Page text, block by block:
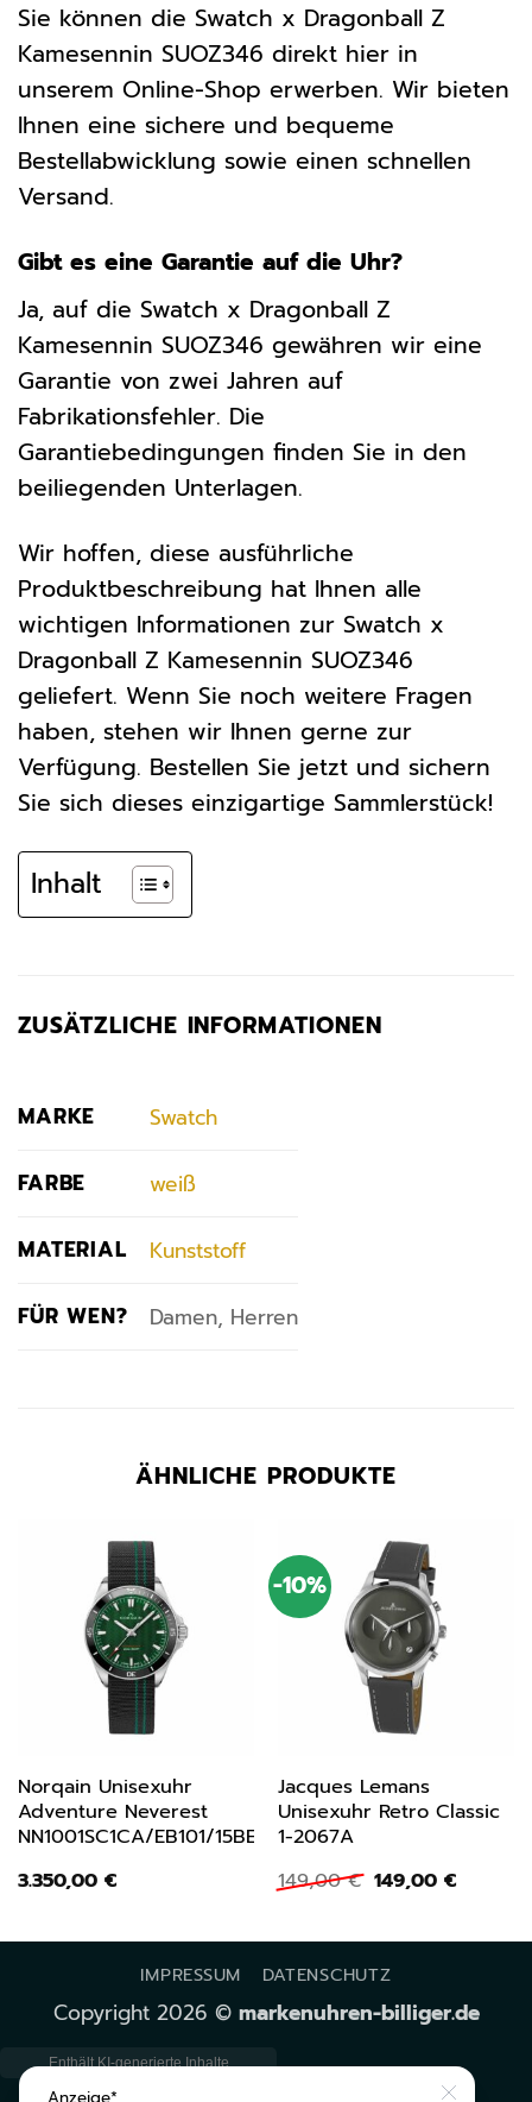
Sie können die Swatch x Dragonball Z
Kamesennin SUOZ346 direkt hier in
unserem Online-Shop erwerben. Wir bieten
Ihnen eine sichere und bequeme
Bestellabwicklung sowie einen schnellen
Versand.
Gibt es eine Garantie auf die Uhr?
Ja, auf die Swatch x Dragonball Z
Kamesennin SUOZ346 gewähren wir eine
Garantie von zwei Jahren auf
Fabrikationsfehler. Die
Garantiebedingungen finden Sie in den
beiliegenden Unterlagen.
Wir hoffen, diese ausführliche
Produktbeschreibung hat Ihnen alle
wichtigen Informationen zur Swatch x
Dragonball Z Kamesennin SUOZ346
geliefert. Wenn Sie noch weitere Fragen
haben, stehen wir Ihnen gerne zur
Verfügung. Bestellen Sie jetzt und sichern
Sie sich dieses einzigartige Sammlerstück!
Inhalt
ZUSÄTZLICHE INFORMATIONEN
MARKE Swatch
FARBE weiß
MATERIAL Kunststoff
FÜR WEN? Damen, Herren
ÄHNLICHE PRODUKTE
Norqain Unisexuhr
Adventure Neverest
NN1001SC1CA/EB101/15BEF
3.350,00 €
-10%
Jacques Lemans
Unisexuhr Retro Classic
1-2067A
149,00€ Ursprünglicher
Preis
149,00 €
149,00 €
149,00
IMPRESSUM DATENSCHUTZ
Copyright 2026 © markenuhren-billiger.de